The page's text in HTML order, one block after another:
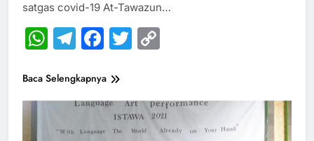
satgas covid-19 At-Tawazun…
WhatsApp
Telegram
Facebook
Twitter
Baca Selengkapnya